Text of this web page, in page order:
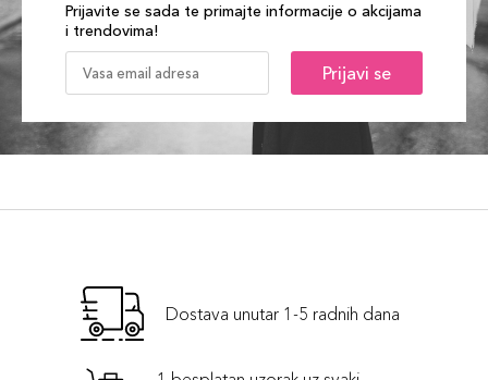
Prijavite se sada te primajte informacije o akcijama
i trendovima!
Prijavi se
Dostava unutar 1-5 radnih dana